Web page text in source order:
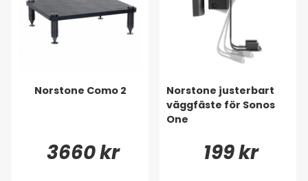
Norstone Como 2
3660 kr
Norstone justerbart
väggfäste för Sonos
One
199 kr